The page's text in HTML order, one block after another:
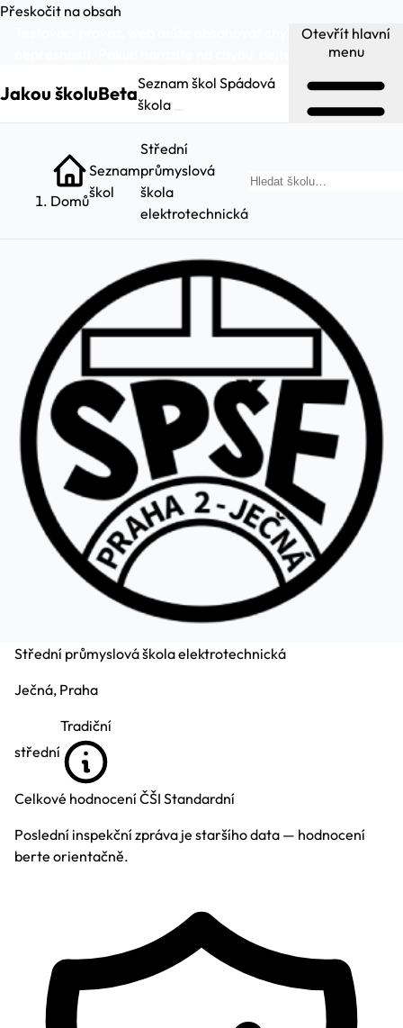
Přeskočit na obsah
Testovací provoz, web může obsahovat chyby a
dejte nám vědět.
Jakou školuBetaSeznam škol Spádová
škola
Otevřít hlavní
menu
Domů
Seznam
škol
Střední
průmyslová
škola
elektrotechnická
Střední průmyslová škola elektrotechnická
Ječná, Praha
střední
Tradiční
Celkové hodnocení ČŠI Standardní
Poslední inspekční zpráva je staršího data — hodnocení
berte orientačně.